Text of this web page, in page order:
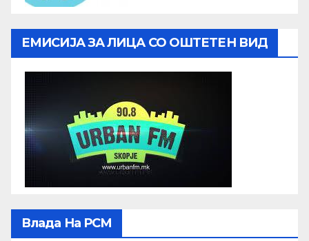
ЕМИСИЈА ЗА ЛИЦА СО ОШТЕТЕН ВИД
Влада На РСМ